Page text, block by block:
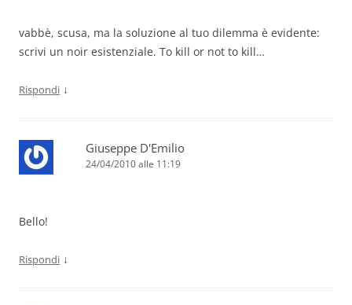
vabbè, scusa, ma la soluzione al tuo dilemma è evidente:
scrivi un noir esistenziale. To kill or not to kill…
Rispondi ↓
Giuseppe D'Emilio
24/04/2010 alle 11:19
Bello!
Rispondi ↓